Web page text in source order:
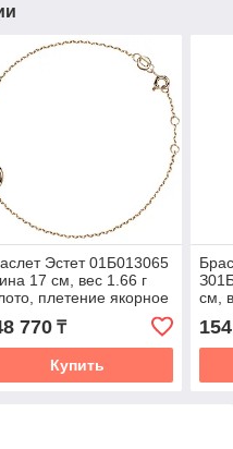
Эстет 01Б013065
17 см, вес 1.66 г
плетение якорное
770₸
Купить
см,